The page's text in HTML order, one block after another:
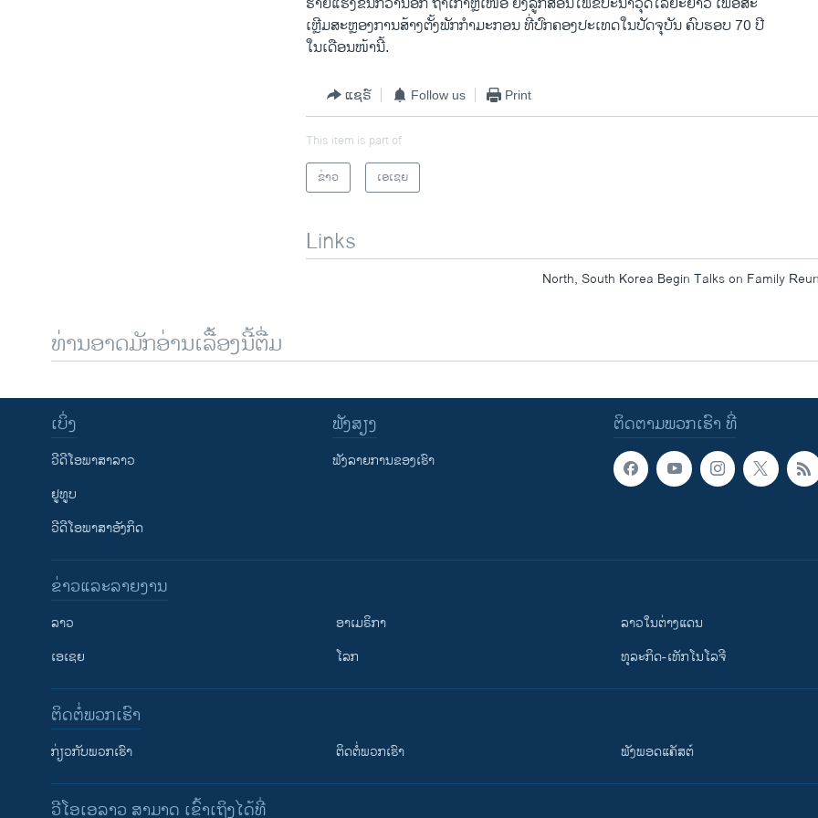
ເຫຼີມສະຫຼອງການ​ສ້າງຕັ້ງພັກ​ກຳມະກອນ ທີ່​ປົກຄອງ​ປະ​ເທດ​ໃນ​ປັດຈຸບັນ ຄົບຮອບ 70 ປີ
​ໃນ​ເດືອນ​ໜ້າ​ນີ້.
ແຊຣ໌ Follow us Print
This item is part of
ຂ່າວ
ເອເຊຍ
Links
North, South Korea Begin Talks on Family
ທ່ານອາດມັກອ່ານເລື້ອງນີ້ຕື່ມ
ຕິດຕາມພວກເຮົາ ທີ່
ເບິ່ງ
ວີດີໂອພາສາລາວ
ຢູທູບ
ວີດີໂອພາສາອັງກິດ
ຟັງສຽງ
ຟັງລາຍການຂອງເຮົາ
ຂ່າວແລະລາຍງານ
ລາວ
ເອເຊຍ
ອາເມຣິກາ
ໂລກ
ລາວໃນຕ່າງແດນ
ທຸລະກິດ-ເທັກໂນໂລຈີ
ຕິດຕໍ່ພວກເຮົາ
ກ່ຽວກັບພວກເຮົາ ຕິດຕໍ່ພວກເຮົາ ຟັງພອດແຄັສຕ໌
ວີໂອເອລາວ ສາມາດ ເຂົ້າເຖິງໄດ້ທີ່